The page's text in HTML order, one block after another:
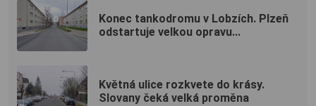
Konec tankodromu v Lobzích. Plzeň
odstartuje velkou opravu...
Květná ulice rozkvete do krásy.
Slovany čeká velká proměna